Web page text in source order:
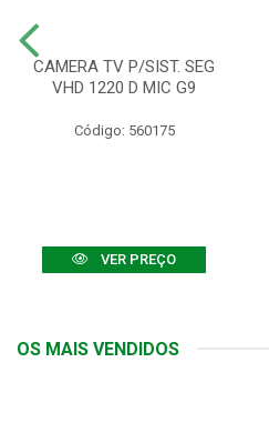
CAMERA TV P/SIST. SEG
VHD 1220 D MIC G9
Código: 560175
VER PREÇO
OS MAIS VENDIDOS